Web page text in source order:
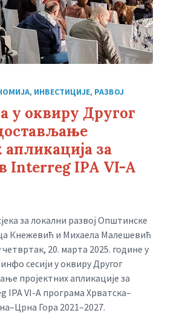
, ИНВЕСТИЦИЈЕ, РАЗВОЈ
у оквиру Другог
апликација за
Interreg IPA VI-A
за локални развој Општинске
Кнежевић и Михаела Малешевић
20. марта 2025. године у
сесији у оквиру Другог
пројектних апликације за
IPA VI-A програма Хрватска–
Гора 2021–2027.